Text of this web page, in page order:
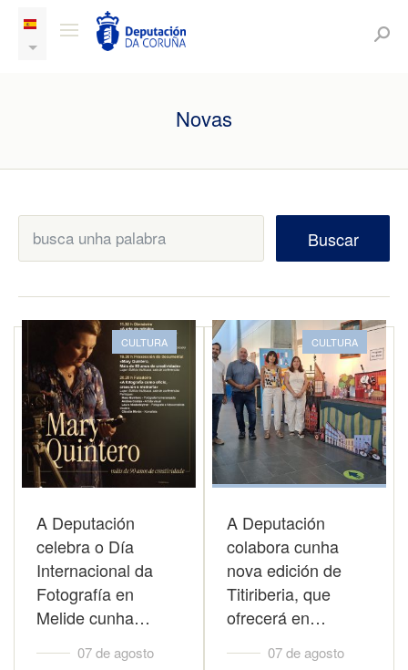
Novas
Buscar
CULTURA
A Deputación
celebra o Día
Internacional da
Fotografía en
Melide cunha…
07 de agosto
CULTURA
A Deputación
colabora cunha
nova edición de
Titiriberia, que
ofrecerá en…
07 de agosto